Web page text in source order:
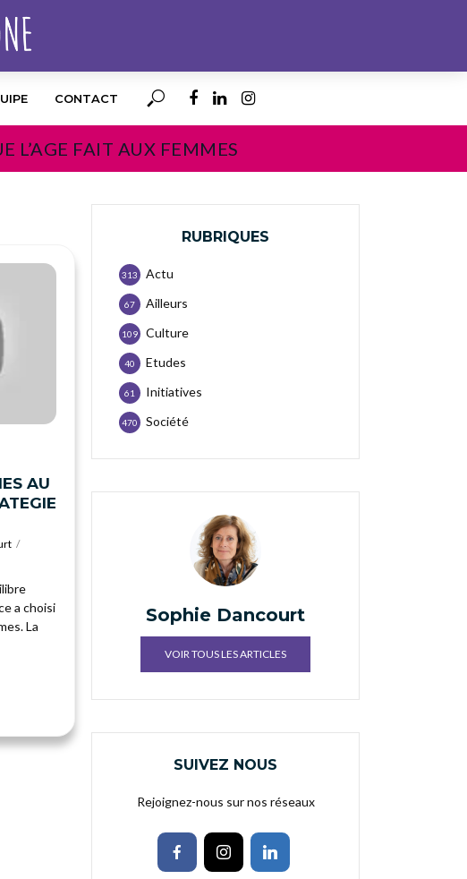
CONTACT
L’AGE FAIT AUX FEMMES
AU
a choisi
La
RUBRIQUES
Actu
313
Ailleurs
67
Culture
109
Etudes
40
Initiatives
61
Société
470
Sophie Dancourt
VOIR TOUS LES ARTICLES
SUIVEZ NOUS
Rejoignez-nous sur nos réseaux